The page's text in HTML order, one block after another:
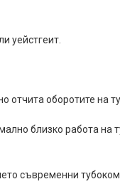
уейстгеит.
отчита оборотите на
близко работа на
съвременни